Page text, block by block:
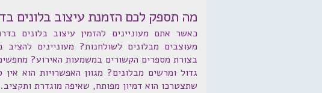
מה תספק לכם הזמנת עיצוב בלונים
כאשר אתם מעוניינים להזמין עיצוב בלונים
מעוצבים מבלונים לשולחנות? מעוניינים
בצורת מספרים הקשורים במשמעות האירוע?
גדול ומרשים מבלונים? מגוון האפשרויות הוא
שתצטרכו הוא דמיון מפותח, שאיפה מוגדרת ותקציב.